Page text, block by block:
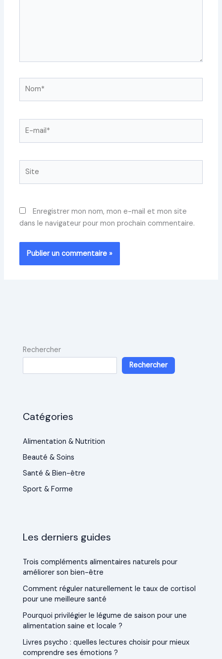
mail*
Enregistrer mon nom, mon e-mail et mon site
dans le navigateur pour mon prochain commentaire.
Rechercher
Rechercher
Catégories
Alimentation & Nutrition
Beauté & Soins
Santé & Bien-être
Sport & Forme
Les derniers guides
Trois compléments alimentaires naturels pour
améliorer son bien-être
Comment réguler naturellement le taux de cortisol
pour une meilleure santé
Pourquoi privilégier le légume de saison pour une
alimentation saine et locale ?
Livres psycho : quelles lectures choisir pour mieux
comprendre ses émotions ?